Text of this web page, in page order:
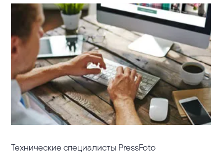
Технические специалисты PressFoto